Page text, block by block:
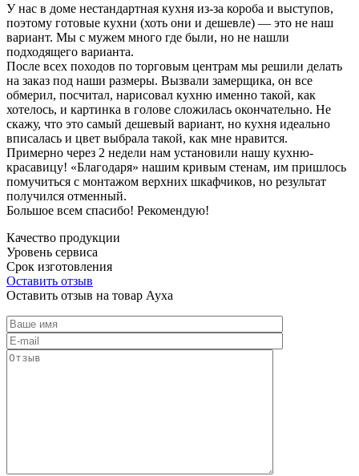
У нас в доме нестандартная кухня из-за короба и выступов,
поэтому готовые кухни (хоть они и дешевле) — это не наш
вариант. Мы с мужем много где были, но не нашли
подходящего варианта.
После всех походов по торговым центрам мы решили делать
на заказ под наши размеры. Вызвали замерщика, он все
обмерил, посчитал, нарисовал кухню именно такой, как
хотелось, и картинка в голове сложилась окончательно. Не
скажу, что это самый дешевый вариант, но кухня идеально
вписалась и цвет выбрала такой, как мне нравится.
Примерно через 2 недели нам установили нашу кухню-
красавицу! «Благодаря» нашим кривым стенам, им пришлось
помучиться с монтажом верхних шкафчиков, но результат
получился отменный.
Большое всем спасибо! Рекомендую!
Качество продукции
Уровень сервиса
Срок изготовления
Оставить отзыв
Оставить отзыв на товар Ауха